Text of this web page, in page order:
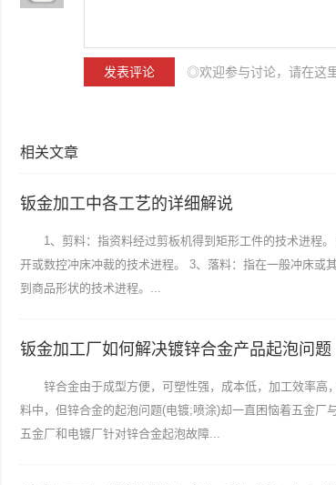
◎欢迎参与讨论，请在这
相关文章
钣金加工中各工艺的详细解说
1、剪料：指资料经过剪板机得到矩形工件的技术进程。
开或数控冲床冲裁的技术进程。 3、落料：指在一般冲床或
到商品形状的技术进程。...
钣金加工厂如何解决镀锌合金产品起泡问题
锌合金由于成型方便，可塑性强，成本低，加工效率高
料中，但锌合金的起泡问题(电镀;喷涂)却一直困恼着五金厂
五金厂和电镀厂针对锌合金起泡故障...